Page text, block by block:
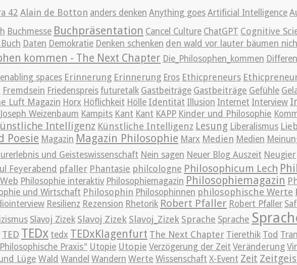
42 Alain de Botton anders denken Anything goes Artificial Intelligence
Buchmesse Buchpräsentation Cancel Culture ChatGPT Cognitive
Daten Demokratie Denken schenken den wald vor lauter bäumen
kommen - The Next Chapter Die_Philosophen_kommen
enabling spaces Erinnerung Erinnerung Eros Ethicpreneurs
Fremdsein Friedenspreis futuretalk Gastbeiträge Gastbeiträge Gefühle
Luft Magazin Horx Höflichkeit Hölle Identität Illusion Internet Interview
Joseph Weizenbaum Kampits Kant Kant KAPP Kinder und Philosophie
Intelligenz Künstliche Intelligenz Lesung Liberalismus
Poesie Magazin Magazin Philosophie Marx Medien Medien
und Geisteswissenschaft Nein sagen Neuer Blog Auszeit Neugier
Feyerabend pfaller Phantasie philcologne Philosophicum Lech
Philosophie interaktiv Philosophiemagazin Philosophiemagazin
und Wirtschaft Philosophin Philosophinnen philosophische Werte
Resilienz Rezension Rhetorik Robert Pfaller Robert Pfaller
Slavoj Zizek Slavoj Zizek Slavoj_Zizek Sprache Sprache
TED TEDx tedx TEDxKlagenfurt The Next Chapter Tierethik Tod
Praxis" Utopie Utopie Verzögerung der Zeit Veränderung
Lüge Wald Wandel Wandern Werte Wissenschaft X-Event Zeit